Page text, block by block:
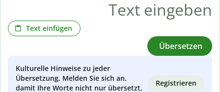
Text einfügen
Übersetzen
Kulturelle Hinweise zu jeder
Übersetzung. Melden Sie sich an,
damit Ihre Worte nicht nur übersetzt,
Registrieren